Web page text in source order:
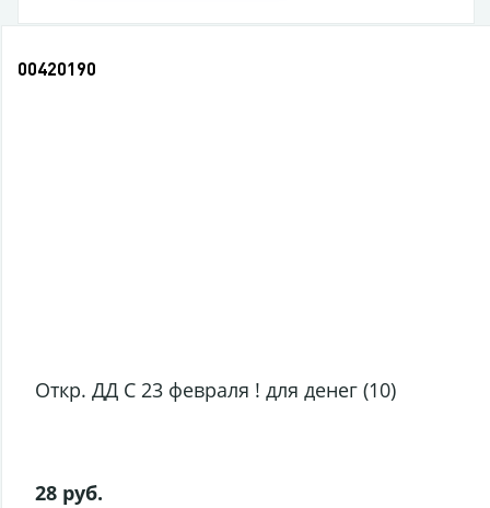
00420190
Откр. ДД С 23 февраля ! для денег (10)
28 руб.